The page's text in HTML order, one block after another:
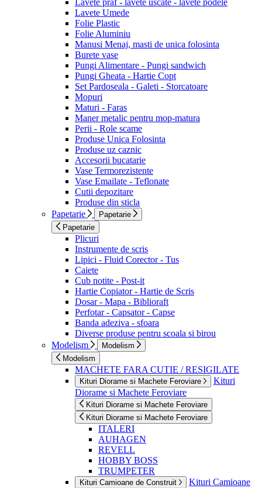
Lavete praf - lavete uscate - lavete podele
Lavete Umede
Folie Plastic
Folie Aluminiu
Manusi Menaj, masti de unica folosinta
Burete vase
Pungi Alimentare - Pungi sandwich
Pungi Gheata - Hartie Copt
Set Pardoseala - Galeti - Storcatoare
Mopuri
Maturi - Faras
Maner metalic pentru mop-matura
Perii - Role scame
Produse Unica Folosinta
Produse uz caznic
Accesorii bucatarie
Vase Termorezistente
Vase Emailate - Teflonate
Cutii depozitare
Produse din sticla
Papetarie
Papetarie
Papetarie
Plicuri
Instrumente de scris
Lipici - Fluid Corector - Tus
Caiete
Cub notite - Post-it
Hartie Copiator - Hartie de Scris
Dosar - Mapa - Biblioraft
Perfotar - Capsator - Capse
Banda adeziva - sfoara
Diverse produse pentru scoala si birou
Modelism
Modelism
Modelism
MACHETE FARA CUTIE / RESIGILATE
Kituri Diorame si Machete Feroviare
Kituri
Diorame si Machete Feroviare
Kituri Diorame si Machete Feroviare
Kituri Diorame si Machete Feroviare
ITALERI
AUHAGEN
REVELL
HOBBY BOSS
TRUMPETER
Kituri Camioane de Construit
Kituri Camioane